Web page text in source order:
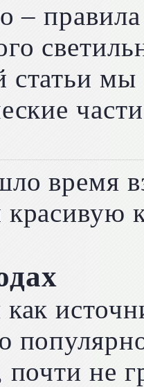
–
мы
время
почти не